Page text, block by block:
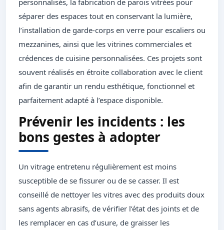
personnalisés, la fabrication de parois vitrées pour
séparer des espaces tout en conservant la lumière,
l’installation de garde-corps en verre pour escaliers ou
mezzanines, ainsi que les vitrines commerciales et
crédences de cuisine personnalisées. Ces projets sont
souvent réalisés en étroite collaboration avec le client
afin de garantir un rendu esthétique, fonctionnel et
parfaitement adapté à l’espace disponible.
Prévenir les incidents : les
bons gestes à adopter
Un vitrage entretenu régulièrement est moins
susceptible de se fissurer ou de se casser. Il est
conseillé de nettoyer les vitres avec des produits doux
sans agents abrasifs, de vérifier l’état des joints et de
les remplacer en cas d’usure, de graisser les